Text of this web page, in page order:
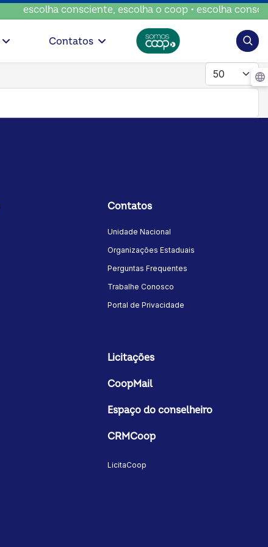
escolha consciente, escolha o coop • escolha
Contatos
Mostrar #
Contatos
Unidade Nacional
Organizações Estaduais
Perguntas Frequentes
Trabalhe Conosco
Portal de Privacidade
Licitações
CoopMail
Espaço do conselheiro
CRMCoop
LicitaCoop